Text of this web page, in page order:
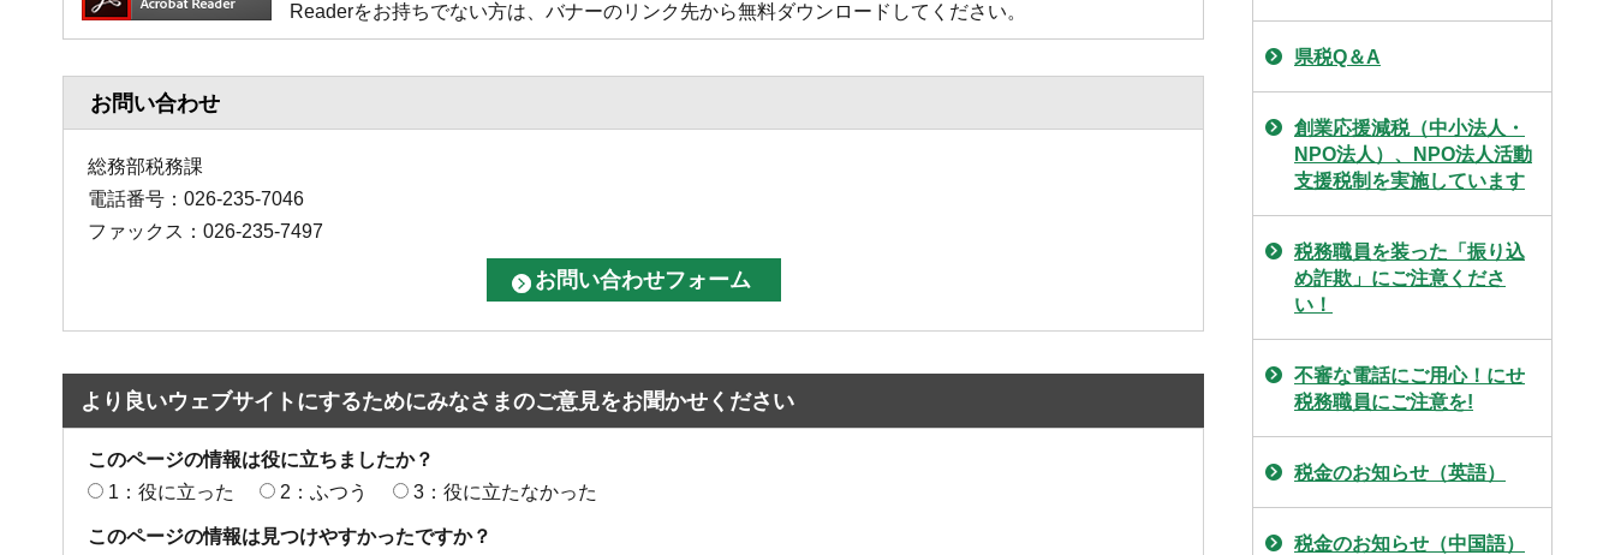
Readerをお持ちでない方は、バナーのリンク先から無料ダウンロードしてください。
お問い合わせ
総務部税務課
電話番号：026-235-7046
ファックス：026-235-7497
より良いウェブサイトにするためにみなさまのご意見をお聞かせください
このページの情報は役に立ちましたか？
1：役に立った
2：ふつう 3：役に立たなかった
このページの情報は見つけやすかったですか？
県税Q＆A
創業応援減税（中小法人・
NPO法人）、NPO法人活動
支援税制を実施しています
税務職員を装った「振り込
め詐欺」にご注意くださ
い！
不審な電話にご用心！にせ
税務職員にご注意を!
税金のお知らせ（英語）
税金のお知らせ（中国語）